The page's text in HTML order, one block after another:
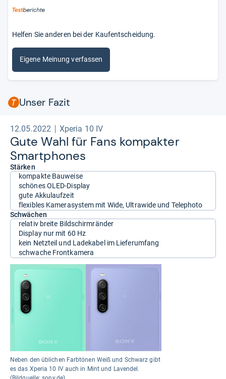
Helfen Sie anderen bei der Kaufentscheidung.
Eigene Meinung verfassen
Unser Fazit
12.05.2022 Xperia 10 IV
Gute Wahl für Fans kom­pak­ter
Smart­pho­nes
Stärken
kompakte Bauweise
schönes OLED-Display
gute Akkulaufzeit
flexibles Kamerasystem mit Wide, Ultrawide und Telephoto
Schwächen
relativ breite Bildschirmränder
Display nur mit 60 Hz
kein Netzteil und Ladekabel im Lieferumfang
schwache Frontkamera
Neben den üblichen Farbtönen Weiß und Schwarz gibt
es das Xperia 10 IV auch in Mint und Lavendel.